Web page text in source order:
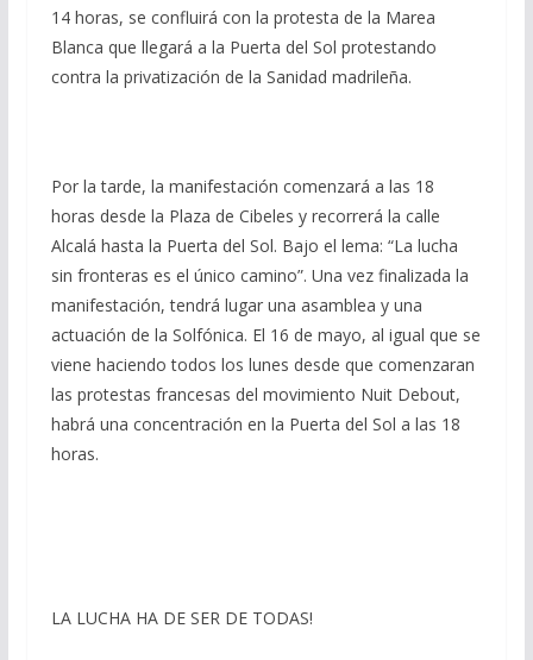
14 horas, se confluirá con la protesta de la Marea
Blanca que llegará a la Puerta del Sol protestando
contra la privatización de la Sanidad madrileña.
Por la tarde, la manifestación comenzará a las 18
horas desde la Plaza de Cibeles y recorrerá la calle
Alcalá hasta la Puerta del Sol. Bajo el lema: “La lucha
sin fronteras es el único camino”. Una vez finalizada la
manifestación, tendrá lugar una asamblea y una
actuación de la Solfónica. El 16 de mayo, al igual que se
viene haciendo todos los lunes desde que comenzaran
las protestas francesas del movimiento Nuit Debout,
habrá una concentración en la Puerta del Sol a las 18
horas.
LA LUCHA HA DE SER DE TODAS!